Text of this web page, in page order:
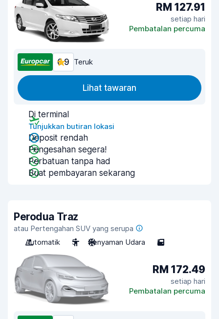
RM 127.91
setiap hari
Pembatalan percuma
6.9 Teruk
Lihat tawaran
Di terminal
Tunjukkan butiran lokasi
Deposit rendah
Pengesahan segera!
Perbatuan tanpa had
Buat pembayaran sekarang
Perodua Traz
atau Pertengahan SUV yang serupa
Automatik
5 Penyaman Udara 5
RM 172.49
setiap hari
Pembatalan percuma